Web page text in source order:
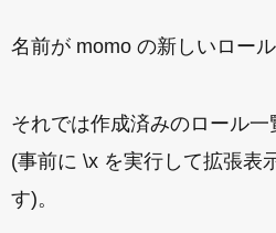
名前が momo の新しいロー
それでは作成済みのロール一
(事前に \x を実行して拡張表
す)。